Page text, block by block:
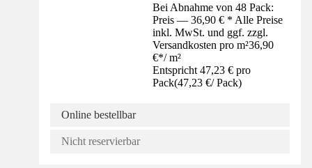
Bei Abnahme von 48 Pack:
Preis — 36,90 € * Alle Preise
inkl. MwSt. und ggf. zzgl.
Versandkosten pro m²36,90
€*/ m²
Entspricht 47,23 € pro
Pack(47,23 €/ Pack)
Online bestellbar
Nicht reservierbar